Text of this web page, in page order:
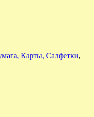
Карты, Салфетки,